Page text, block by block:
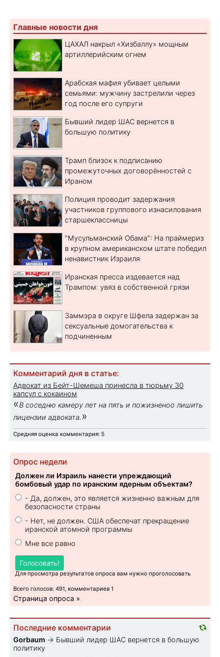
Главные новости дня
ЦАХАЛ накрыл «Хизбаллу» мощным
артиллерийским огнем
Арабская мафия убивает целыми
семьями: мужчину застрелили через
год после его супруги
Бывший лидер ШАС вернется в
большую политику
Трамп близок к подписанию
промежуточных договорённостей с
Ираном
Полиция проводит задержания
участников группового изнасилования
старшеклассницы
"Мусульманский Обама": На праймериз
в крупном американском штате победил
ненавистник Израиля
Иранская пресса издевается над
Трампом: увяз в собственной грязи
Заммэра в округе Шфела задержан за
сексуальные домогательства к
подчиненным
Комментарий дня в статье:
Адвокат из Бейт-Шемеша принесла в тюрьму 30
капсул с кокаином
«В соседню камеру лет на пять и пожизненоо лишить
лицензии адвоката. »
Средняя оценка комментария: 5
Опрос недели
Должен ли Израиль нанести упреждающий
бомбовый удар по иранским ядерным объектам?
- Да, должен, это является жизненно важным для
безопасности страны
- Нет, не должен. США обеспечат прекращение
иранской атомной программы
Мне все равно
Голосовать!
Для просмотра результатов опроса вам нужно проголосовать
Всего голосов: 491, комментариев 1
Страница опроса »
Последние комментарии
Gorbaum → Бывший лидер ШАС вернется в большую
политику